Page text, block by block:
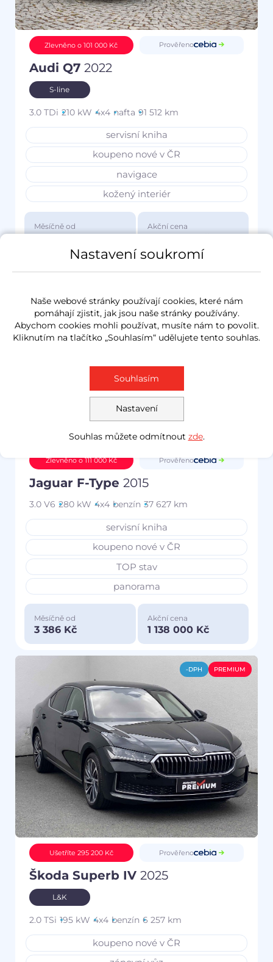
Zlevněno o 101 000 Kč Prověřeno
Audi Q7 2022
S-line
3.0 TDi 210 kW 4x4 nafta 91 512 km
servisní kniha
koupeno nové v ČR
navigace
kožený interiér
Měsíčně od
3 417 Kč
Akční cena
1 149 000 Kč
Zlevněno o 111 000 Kč Prověřeno
Jaguar F-Type 2015
3.0 V6 280 kW 4x4 benzín 37 627 km
servisní kniha
koupeno nové v ČR
TOP stav
panorama
Měsíčně od
3 386 Kč
Akční cena
1 138 000 Kč
-DPH PREMIUM
Ušetříte 295 200 Kč Prověřeno
Škoda Superb IV 2025
L&K
2.0 TSi 195 kW 4x4 benzín 6 257 km
koupeno nové v ČR
Nastavení soukromí
Naše webové stránky používají cookies, které nám
pomáhají zjistit, jak jsou naše stránky používány.
Abychom cookies mohli používat, musíte nám to povolit.
Kliknutím na tlačítko „Souhlasím“ udělujete tento souhlas.
Nastavení
Souhlasím
Souhlas můžete odmítnout zde.